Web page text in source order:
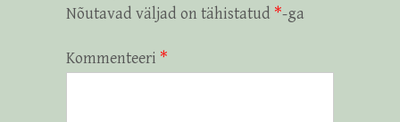
Nõutavad väljad on tähistatud *-ga
Kommenteeri *